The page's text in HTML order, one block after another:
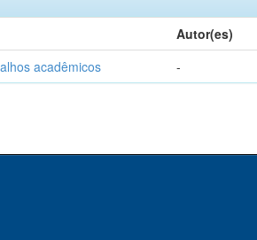
Autor(es)
acadêmicos -